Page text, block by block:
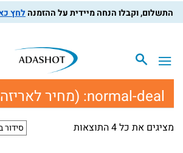
לחץ כאן
normal-deal: (מחיר לאריזה 83 ₪)
מציגים את כל ⁦4⁩ התוצאות